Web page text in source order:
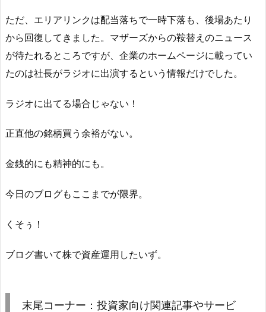
ただ、エリアリンクは配当落ちで一時下落も、後場あたり
から回復してきました。マザーズからの鞍替えのニュース
が待たれるところですが、企業のホームページに載ってい
たのは社長がラジオに出演するという情報だけでした。
ラジオに出てる場合じゃない！
正直他の銘柄買う余裕がない。
金銭的にも精神的にも。
今日のブログもここまでが限界。
くそぅ！
ブログ書いて株で資産運用したいず。
末尾コーナー：投資家向け関連記事やサービ